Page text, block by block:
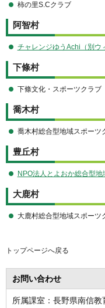
柿の里S.Cクラブ
阿智村
チャレンジゆうAchi（別ウ
下條村
下條文化・スポーツクラブ
喬木村
喬木村総合型地域スポーツ
豊丘村
NPO法人とよおか総合型地
大鹿村
大鹿村総合型地域スポーツ
トップページへ戻る
お問い合わせ
所属課室：長野県南信